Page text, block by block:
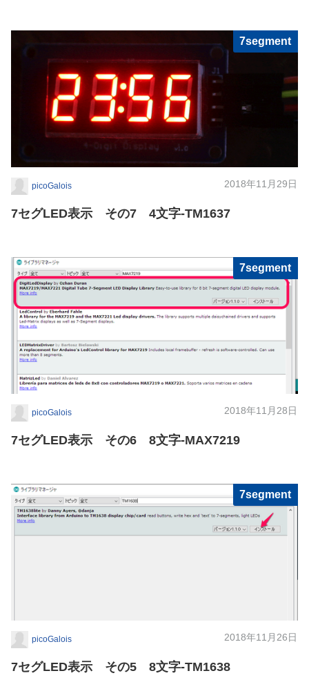
7segment
picoGalois 2018年11月29日
7セグLED表示 その7 4文字-TM1637
7segment
picoGalois 2018年11月28日
7セグLED表示 その6 8文字-MAX7219
7segment
picoGalois 2018年11月26日
7セグLED表示 その5 8文字-TM1638